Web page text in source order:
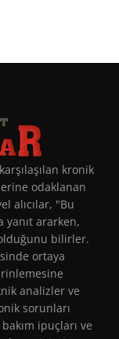
kronik
odaklanan
alıcılar, "Bu
yanıt ararken,
bilirler.
ortaya
analizler ve
sorunları
ipuçları ve